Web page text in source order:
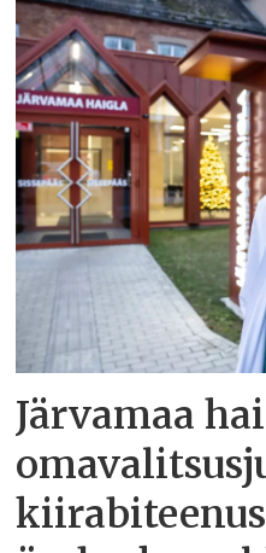
Järvamaa